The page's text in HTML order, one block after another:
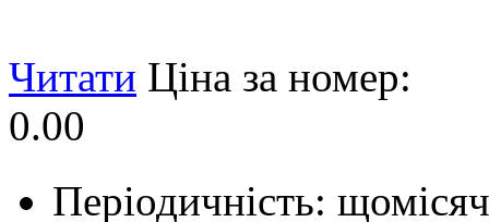
Читати Ціна за номер:
0.00
Періодичність: